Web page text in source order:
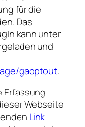
für die
Das
kann unter
und
gaoptout.
Erfassung
Webseite
Link